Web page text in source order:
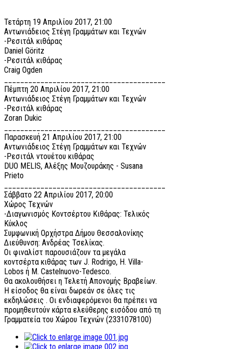
Τετάρτη 19 Απριλίου 2017, 21:00
Αντωνιάδειος Στέγη Γραμμάτων και Τεχνών
-Ρεσιτάλ κιθάρας
Daniel Göritz
-Ρεσιτάλ κιθάρας
Craig Ogden
Πέμπτη 20 Απριλίου 2017, 21:00
Αντωνιάδειος Στέγη Γραμμάτων και Τεχνών
-Ρεσιτάλ κιθάρας
Zoran Dukic
Παρασκευή 21 Απριλίου 2017, 21:00
Αντωνιάδειος Στέγη Γραμμάτων και Τεχνών
-Ρεσιτάλ ντουέτου κιθάρας
DUO MELIS, Αλέξης Μουζουράκης - Susana
Prieto
Σάββατο 22 Απριλίου 2017, 20:00
Χώρος Τεχνών
-Διαγωνισμός Κοντσέρτου Κιθάρας: Τελικός
Κύκλος
Συμφωνική Ορχήστρα Δήμου Θεσσαλονίκης
Διεύθυνση: Ανδρέας Τσελίκας.
Οι φιναλίστ παρουσιάζουν τα μεγάλα
κοντσέρτα κιθάρας των J. Rodrigo, H. Villa-
Lobos ή M. Castelnuovo-Tedesco.
Θα ακολουθήσει η Τελετή Απονομής Βραβείων.
Η είσοδος θα είναι δωρεάν σε όλες τις
εκδηλώσεις . Οι ενδιαφερόμενοι θα πρέπει να
προμηθευτούν κάρτα ελεύθερης εισόδου από τη
Γραμματεία του Χώρου Τεχνών (2331078100)